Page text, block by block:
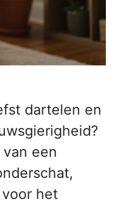
dartelen en
een
het